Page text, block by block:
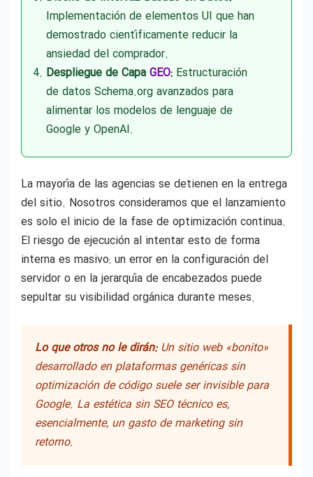
Implementación de elementos UI que han
demostrado científicamente reducir la
ansiedad del comprador.
Despliegue de Capa GEO: Estructuración
de datos Schema.org avanzados para
alimentar los modelos de lenguaje de
Google y OpenAI.
La mayoría de las agencias se detienen en la entrega
del sitio. Nosotros consideramos que el lanzamiento
es solo el inicio de la fase de optimización continua.
El riesgo de ejecución al intentar esto de forma
interna es masivo: un error en la configuración del
servidor o en la jerarquía de encabezados puede
sepultar su visibilidad orgánica durante meses.
Lo que otros no le dirán:Un sitio web «bonito»
desarrollado en plataformas genéricas sin
optimización de código suele ser invisible para
Google. La estética sin SEO técnico es,
esencialmente, un gasto de marketing sin
retorno.